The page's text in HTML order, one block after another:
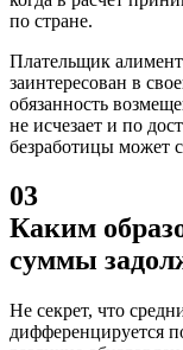
по стране.
Плательщик
заинтересован в
обязанность
не исчезает и по
безработицы может
03
Каким
суммы
Не секрет, что
дифференцируется